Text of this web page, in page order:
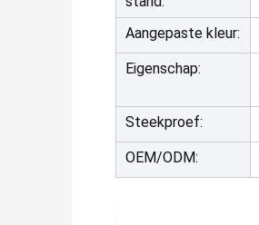
Aangepaste kleur:
Eigenschap:
Steekproef:
OEM/ODM: